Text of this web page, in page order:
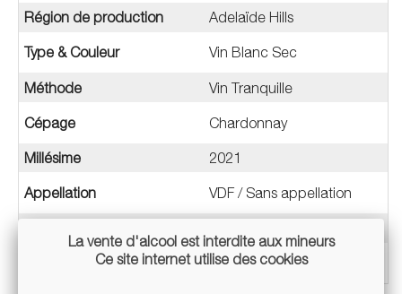
Région de production Adelaïde Hills
Type & Couleur Vin Blanc Sec
Méthode Vin Tranquille
Cépage Chardonnay
Millésime 2021
Appellation VDF / Sans appellation
Conditionnement Bouteille 75cl
La vente d'alcool est interdite aux mineurs
Ce site internet utilise des cookies